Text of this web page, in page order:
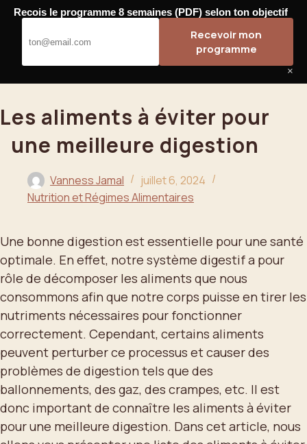
Passer
contenu
Bahoo
Les aliments à éviter pour
une meilleure digestion
Vanness Jamal
juillet 6, 2024
Nutrition et Régimes Alimentaires
Une bonne digestion est essentielle pour une santé
optimale. En effet, notre système digestif a pour
rôle de décomposer les aliments que nous
consommons afin que notre corps puisse en tirer les
nutriments nécessaires pour fonctionner
correctement. Cependant, certains aliments
peuvent perturber ce processus et causer des
problèmes de digestion tels que des
ballonnements, des gaz, des crampes, etc. Il est
donc important de connaître les aliments à éviter
pour une meilleure digestion. Dans cet article, nous
Recois le programme 8 semaines (PDF) selon ton objectif
Recevoir mon
programme
×